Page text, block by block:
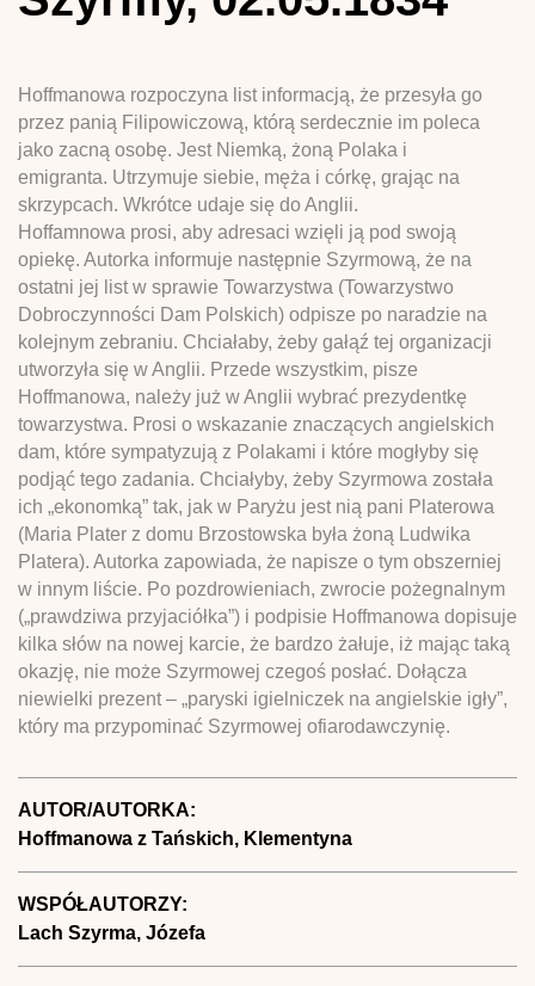
Hoffmanowa rozpoczyna list informacją, że przesyła go
przez panią Filipowiczową, którą serdecznie im poleca
jako zacną osobę. Jest Niemką, żoną Polaka i
emigranta. Utrzymuje siebie, męża i córkę, grając na
skrzypcach. Wkrótce udaje się do Anglii.
Hoffamnowa prosi, aby adresaci wzięli ją pod swoją
opiekę. Autorka informuje następnie Szyrmową, że na
ostatni jej list w sprawie Towarzystwa (Towarzystwo
Dobroczynności Dam Polskich) odpisze po naradzie na
kolejnym zebraniu. Chciałaby, żeby gałąź tej organizacji
utworzyła się w Anglii. Przede wszystkim, pisze
Hoffmanowa, należy już w Anglii wybrać prezydentkę
towarzystwa. Prosi o wskazanie znaczących angielskich
dam, które sympatyzują z Polakami i które mogłyby się
podjąć tego zadania. Chciałyby, żeby Szyrmowa została
ich „ekonomką” tak, jak w Paryżu jest nią pani Platerowa
(Maria Plater z domu Brzostowska była żoną Ludwika
Platera). Autorka zapowiada, że napisze o tym obszerniej
w innym liście. Po pozdrowieniach, zwrocie pożegnalnym
(„prawdziwa przyjaciółka”) i podpisie Hoffmanowa dopisuje
kilka słów na nowej karcie, że bardzo żałuje, iż mając taką
okazję, nie może Szyrmowej czegoś posłać. Dołącza
niewielki prezent – „paryski igielniczek na angielskie igły”,
który ma przypominać Szyrmowej ofiarodawczynię.
AUTOR/AUTORKA:
Hoffmanowa z Tańskich, Klementyna
WSPÓŁAUTORZY:
Lach Szyrma, Józefa